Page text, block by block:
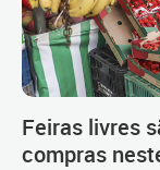
Feiras livres
compras